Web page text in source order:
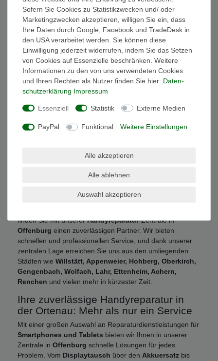
Sie haben einen Kostenvoranschlag oder
eine Rechnung von uns erhalten?
Hier können Sie es sicher und bequem über PayPal
bezahlen.
Impressum
Vertrag widerrufen Kontakt
zuverlässig in Offenburg und Umgebung
Egal, ob das Display gesprungen ist, der Akku schwächelt
finden Sie mit unsererHandyreparatur-Zentrale in
Offenburg einen zuverlässigen Partner. Wir bieten
schnellen und professionellen Service, und dank unserer
zentralen Lage erreichen Sie uns aus den umliegenden
Städten wie Willstätt, Appenweier, Hohberg, Oberkirch,
Gengenbach, Wolfach, Lahr, Ettenheim, Achern,
Renchen und vielen mehr in kürzester Zeit.
Ihre zuverlässige Handyreparatur in
der Ortenau: Mehr als nur ein Service
Mit einer großen Auswahl an Reparaturdienstleistungen für
Smartphones und Tablets bieten wir Ihnen in unserer
Zentrale in Offenburg schnelle Lösungen für jedes
Problem. Vom Displaytausch über den Akkuersatz bis
Sofern Sie Cookies zu Statistikzwecken und/ oder
Marketingzwecken akzeptieren, willigen Sie ein, dass
Ihre Daten durch Google, Facebook und TradeDesk in
den USA verarbeitet werden. Sie können diese
Einwilligung jederzeit widerrufen, indem Sie das Setzen
von Cookies auf Essenzielle beschränken. Weitere
Informationen zu den von uns verwendeten Cookies
und Ihren Rechten als Nutzer finden Sie hier: Daten­
schutz­erklärung Impressum
Essenziell Statistik Externe Medien
PayPal Funktional Weitere Einstellungen
Alle akzeptieren
Alle ablehnen
Auswahl akzeptieren